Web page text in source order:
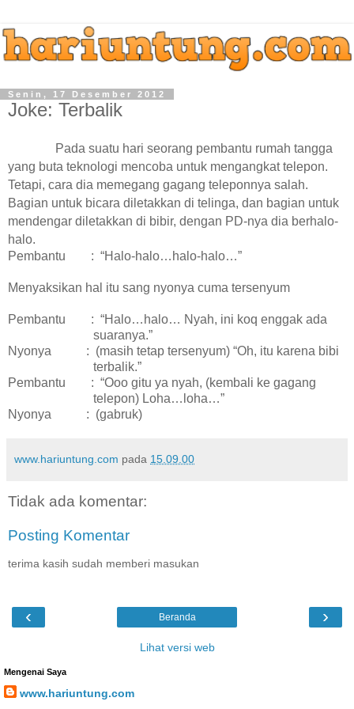
Senin, 17 Desember 2012
Joke: Terbalik
Pada suatu hari seorang pembantu rumah tangga
yang buta teknologi mencoba untuk mengangkat telepon.
Tetapi, cara dia memegang gagang teleponnya salah.
Bagian untuk bicara diletakkan di telinga, dan bagian untuk
mendengar diletakkan di bibir, dengan PD-nya dia berhalo-
halo.
Pembantu : “Halo-halo…halo-halo…”
Menyaksikan hal itu sang nyonya cuma tersenyum
Pembantu : “Halo…halo… Nyah, ini koq enggak ada
suaranya.”
Nyonya : (masih tetap tersenyum) “Oh, itu karena bibi
terbalik.”
Pembantu : “Ooo gitu ya nyah, (kembali ke gagang
telepon) Loha…loha…”
Nyonya : (gabruk)
www.hariuntung.com pada 15.09.00
Tidak ada komentar:
Posting Komentar
terima kasih sudah memberi masukan
‹ ›
Beranda
Lihat versi web
Mengenai Saya
www.hariuntung.com